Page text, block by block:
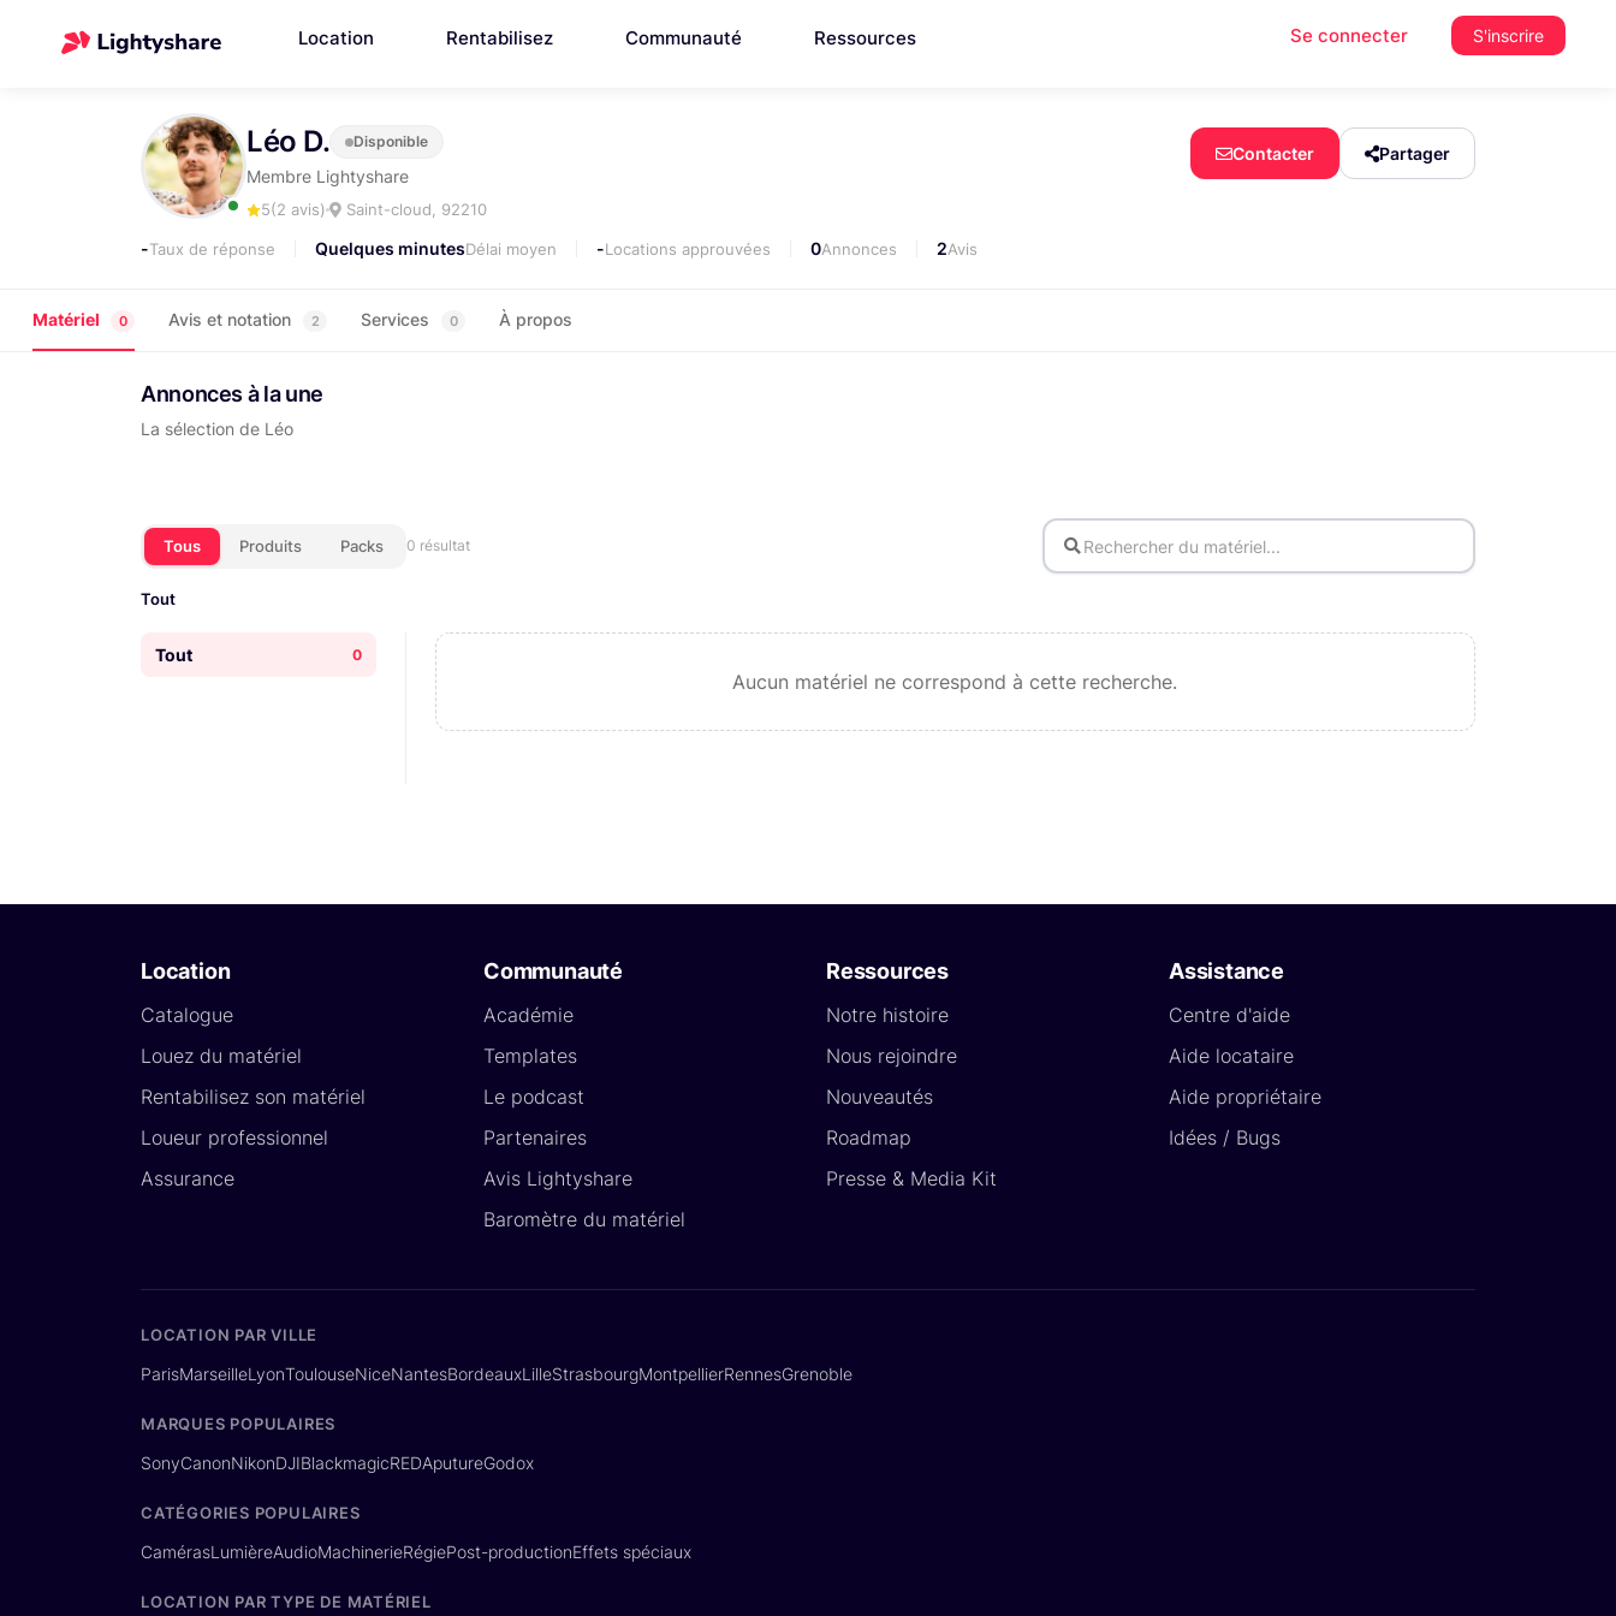
Location Rentabilisez Communauté Ressources Se connecter S'inscrire
Léo D. Disponible
Membre Lightyshare
5(2 avis) Saint-cloud, 92210
Contacter Partager
-Taux de réponse Quelques minutesDélai moyen -Locations approuvées 0Annonces 2Avis
Matériel 0 Avis et notation 2 Services 0 À propos
Annonces à la une
La sélection de Léo
Tous Produits Packs 0 résultat
Tout
Tout 0
Aucun matériel ne correspond à cette recherche.
Location
Catalogue
Louez du matériel
Rentabilisez son matériel
Loueur professionnel
Assurance
Communauté
Académie
Templates
Le podcast
Partenaires
Avis Lightyshare
Baromètre du matériel
Ressources
Notre histoire
Nous rejoindre
Nouveautés
Roadmap
Presse & Media Kit
Assistance
Centre d'aide
Aide locataire
Aide propriétaire
Idées / Bugs
LOCATION PAR VILLE
ParisMarseilleLyonToulouseNiceNantesBordeauxLilleStrasbourgMontpellierRennesGrenoble
MARQUES POPULAIRES
SonyCanonNikonDJIBlackmagicREDAputureGodox
CATÉGORIES POPULAIRES
CamérasLumièreAudioMachinerieRégiePost-productionEffets spéciaux
LOCATION PAR TYPE DE MATÉRIEL